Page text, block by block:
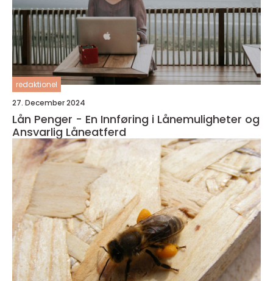
redaktionel
27. December 2024
Lån Penger - En Innføring i Lånemuligheter og
Ansvarlig Låneatferd